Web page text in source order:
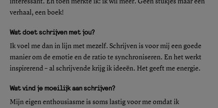
verhaal, een boek!
Wat doet schrijven met jou?
Ik voel me dan in lijn met mezelf. Schrijven is voor mij een goede
manier om de emotie en de ratio te synchroniseren. En het werkt
inspirerend – al schrijvende krijg ik ideeën. Het geeft me energie.
Wat vind je moeilijk aan schrijven?
Mijn eigen enthousiasme is soms lastig voor me omdat ik